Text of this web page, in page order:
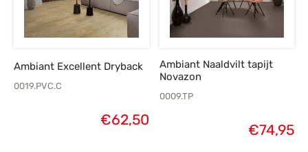
Ambiant Excellent Dryback
0019.PVC.C
€62,50
Ambiant Naaldvilt tapijt
Novazon
0009.TP
€74,95